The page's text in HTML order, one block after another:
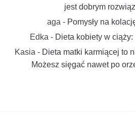
jest dobrym
aga - Pomysły na
Edka - Dieta kobiety w
Kasia - Dieta matki karmiącej to
Możesz sięgać nawet po